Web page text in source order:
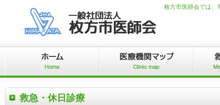
枚方市医師会では、
救急・休日診療